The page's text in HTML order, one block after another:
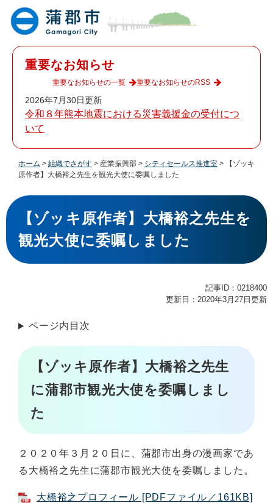
重要なお知らせ
2026年7月30日更新
令和８年熊本地震における災害義援金の受付につ
いて
重要なお知らせの一覧 重要なお知らせのRSS
ホーム > 組織でさがす > 産業振興部 > シティセールス推進室 >
【ゾッキ
原作者】大橋裕之先生を観光大使に委嘱しました
本
文
【ゾッキ原作者】大橋裕之先生を
観光大使に委嘱しました
記事ID：0218400
更新日：2020年3月27日更新
ページ内目次
【ゾッキ原作者】大橋裕之先生
に蒲郡市観光大使を委嘱しまし
た
２０２０年３月２０日に、蒲郡市出身の漫画家であ
る大橋裕之先生に蒲郡市観光大使を委嘱しました。
大橋裕之プロフィール [PDFファイル／161KB]